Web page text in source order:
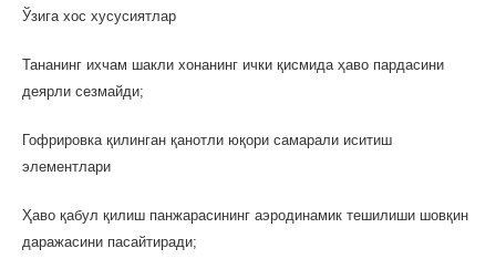
Ўзига хос хусусиятлар
Тананинг ихчам шакли хонанинг ички қисмида ҳаво пардасини
деярли сезмайди;
Гофрировка қилинган қанотли юқори самарали иситиш
элементлари
Ҳаво қабул қилиш панжарасининг аэродинамик тешилиши шовқин
даражасини пасайтиради;